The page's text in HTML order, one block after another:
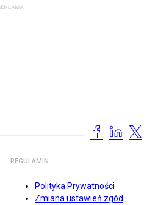
REGULAMIN
Polityka Prywatności
Zmiana ustawień zgód